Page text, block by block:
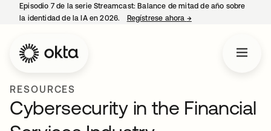
Episodio 7 de la serie Streamcast: Balance de mitad de año sobre
la identidad de la IA en 2026.
Regístrese ahora →se abre en una
RESOURCES
Cybersecurity in the Financial